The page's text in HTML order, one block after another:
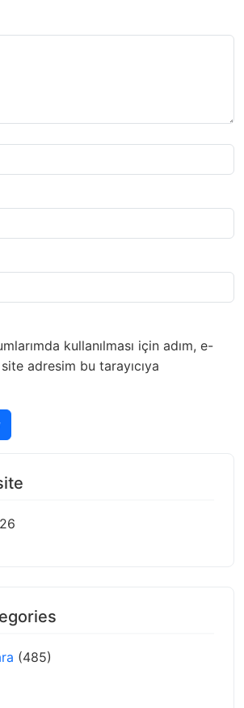
kullanılması için adım, e-
adresim bu tarayıcıya
(485)